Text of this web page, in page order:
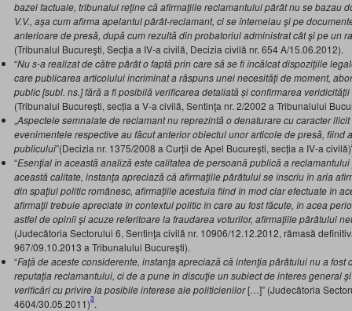
bazei factuale, tribunalul reţine că afirmaţiile reclamantului pârât nu se bazau
V.V., aşa cum afirma apelantul pârât-reclamant, ci se întemeiau şi pe
anterioare de presă, după cum rezultă din probatoriul administrat cât şi pe un
(Tribunalul Bucureşti, Secția a IV-a civilă, Decizia civilă nr. 654 A/15.06.2012).
“Nus-a realizat de către pârât o faptă prin care să se fi încălcat dispoziţiile
care publicarea articolului incriminat a răspuns unei necesităţi de moment,
public[subl. ns.] fără a fi posibilă verificarea detaliată și confirmarea veridicităţii
(Tribunalul București, secția a V-a civilă, Sentinţa nr. 2/2002 a Tribunalului
„Aspectele semnalate de reclamant nu reprezintă o denaturare cu caracter
evenimentele respective au făcut anterior obiectul unor articole de presă, fiind
publicului”(Decizia nr. 1375/2008 a Curții de Apel București, secția a IV-a civilă)
“Esenţial în această analiză este calitatea de persoană publică a
această calitate, instanţa apreciază că afirmaţiile pârâtului se înscriu în aria
din spaţiul politic românesc, afirmaţiile acestuia fiind în mod clar efectuate în
afirmaţii trebuie apreciate în contextul politic în care au fost făcute, în acea
astfel de opinii şi acuze referitoare la fraudarea voturilor, afirmaţiile pârâtului
(Judecătoria Sectorului 6, Sentinţa civilă nr. 10906/12.12.2012, rămasă
967/09.10.2013 a Tribunalului Bucureşti).
“Faţă de aceste considerente, instanţa apreciază că intenţia pârâtului nu a fost
reputaţia reclamantului, ci de a pune în discuţie un subiect de interes general
verificări cu privire la posibile interese ale politicienilor[…]” (Judecătoria
4604/30.05.2011)3.